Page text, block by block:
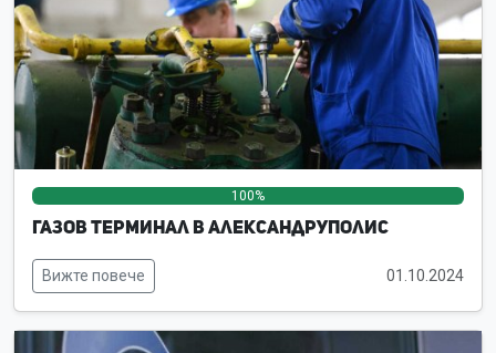
100%
Газов терминал в Александруполис
Вижте повече 01.10.2024